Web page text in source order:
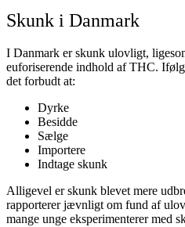
Skunk i Danmark
I Danmark er skunk ulovligt,
euforiserende indhold af THC.
det forbudt at:
Dyrke
Besidde
Sælge
Importere
Indtage skunk
Alligevel er skunk blevet mere
rapporterer jævnligt om fund af
mange unge eksperimenterer med